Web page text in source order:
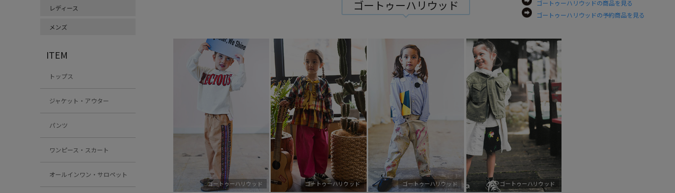
レディース
メンズ
ITEM
トップス
ジャケット・アウター
パンツ
ワンピース・スカート
オールインワン・サロペット
ゴートゥーハリウッド
ゴートゥーハリウッドの商品を見る
ゴートゥーハリウッドの予約商品を見る
ゴートゥーハリウッド ゴートゥーハリウッド ゴートゥーハリウッド ゴートゥーハリウッド